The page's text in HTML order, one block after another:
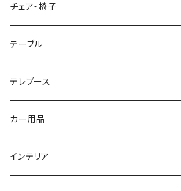
テーブルライト
フロアライト
ペンダントライト
チェア・椅子
テーブル
テレブース
カー用品
ベッドキット
インテリア